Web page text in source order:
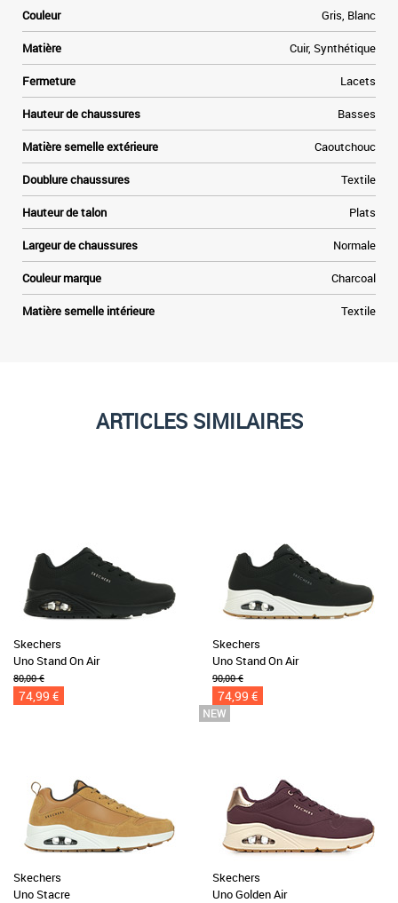
Couleur Gris, Blanc
Matière Cuir, Synthétique
Fermeture Lacets
Hauteur de chaussures Basses
Matière semelle extérieure Caoutchouc
Doublure chaussures Textile
Hauteur de talon Plats
Largeur de chaussures Normale
Couleur marque Charcoal
Matière semelle intérieure Textile
ARTICLES SIMILAIRES
Skechers
Uno Stand On Air
80,00 €
74,99 €
Skechers
Uno Stand On Air
90,00 €
74,99 €
Skechers
Uno Stacre
Skechers
Uno Golden Air